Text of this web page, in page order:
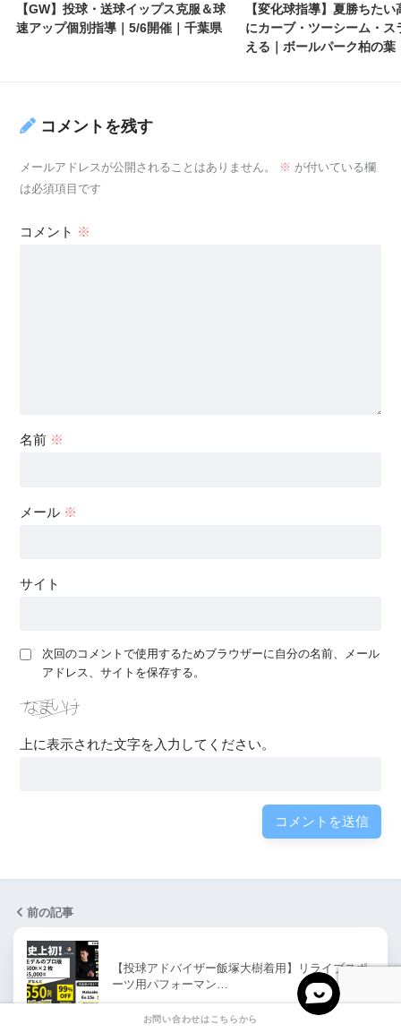
【GW】投球・送球イップス克服＆球
速アップ個別指導｜5/6開催｜千葉県
【変化球指導】夏勝ちた
にカーブ・ツーシーム・ス
える｜ボールパーク柏の葉
コメントを残す
メールアドレスが公開されることはありません。 ※ が付いている欄
は必須項目です
コメント ※
名前 ※
メール ※
サイト
次回のコメントで使用するためブラウザーに自分の名前、メール
アドレス、サイトを保存する。
上に表示された文字を入力してください。
前の記事
【投球アドバイザー飯塚大樹着用】リライブスポ
ーツ用パフォーマン…
お問い合わせはこちらから